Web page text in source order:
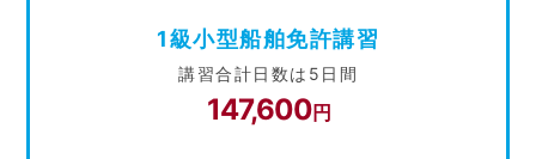
1級小型船舶免許講習
講習合計日数は5日間
147,600円